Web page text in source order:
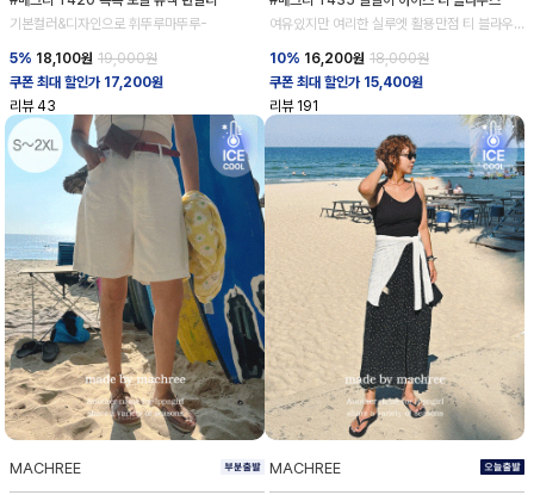
기본컬러&디자인으로 휘뚜루마뚜루-
5% 18,100원 19,000원
쿠폰 최대 할인가 17,200원
리뷰 43
여유있지만 여리한 실루엣 활용만점 티 블라우
10% 16,200원 18,000원
쿠폰 최대 할인가 15,400원
리뷰 191
MACHREE MACHREE